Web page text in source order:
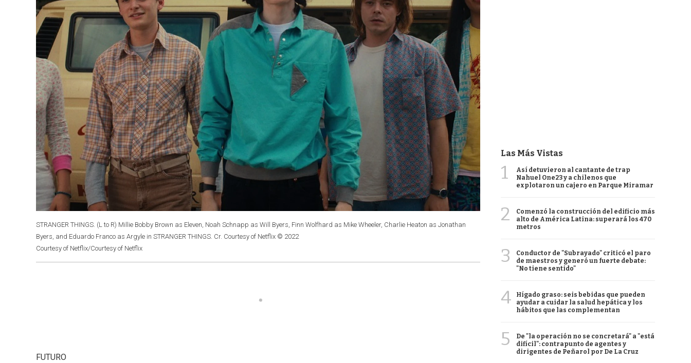
STRANGER THINGS. (L to R) Millie Bobby Brown as Eleven, Noah Schnapp as Will Byers, Finn Wolfhard as Mike Wheeler, Charlie Heaton as Jonathan
Byers, and Eduardo Franco as Argyle in STRANGER THINGS. Cr. Courtesy of Netflix © 2022
Courtesy of Netflix/Courtesy of Netflix
FUTURO
Las Más Vistas
1
Así detuvieron al cantante de trap
Nahuel One23 y a chilenos que
explotaron un cajero en Parque Miramar
2
Comenzó la construcción del edificio más
alto de América Latina: superará los 470
metros
3
Conductor de "Subrayado" criticó el paro
de maestros y generó un fuerte debate:
"No tiene sentido"
4
Hígado graso: seis bebidas que pueden
ayudar a cuidar la salud hepática y los
hábitos que las complementan
5
De "la operación no se concretará" a "está
difícil": contrapunto de agentes y
dirigentes de Peñarol por De La Cruz